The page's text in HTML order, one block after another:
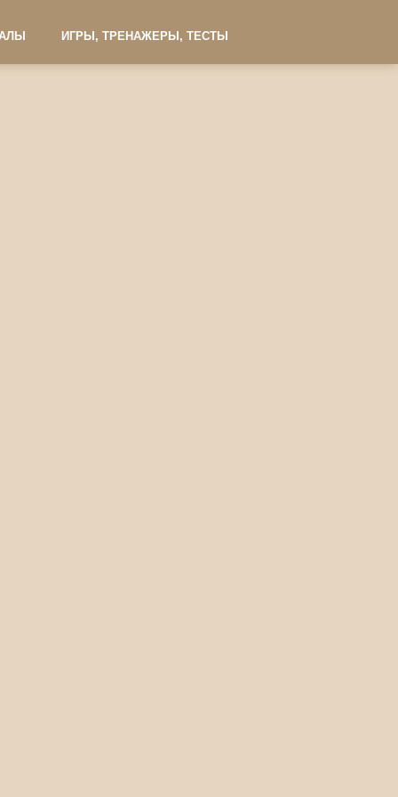
ИГРЫ, ТРЕНАЖЕРЫ, ТЕСТЫ